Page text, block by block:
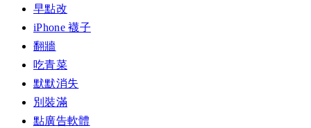
早點改
iPhone 襪子
翻牆
吃青菜
默默消失
別裝滿
點廣告軟體